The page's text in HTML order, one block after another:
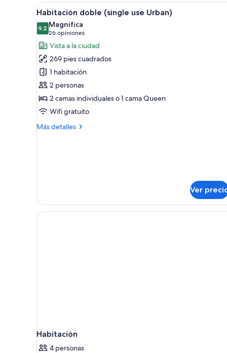
Abrir
todas
las
fotos
de
Habitación
doble
(single
use
Urban)
Habitación de hotel con una
7
Habitación doble (single use Urban)
9.29.2 de 10
Magnífica
26 opiniones
(26
opiniones)
Vista a la ciudad
269 pies cuadrados
1 habitación
2 personas
2 camas individuales o 1 cama Queen
Wifi gratuito
Más detalles
Más
Ver
Habitación
4 personas